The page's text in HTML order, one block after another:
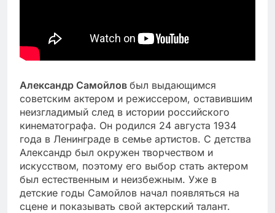
Александр Самойлов был выдающимся
советским актером и режиссером, оставившим
неизгладимый след в истории российского
кинематографа. Он родился 24 августа 1934
года в Ленинграде в семье артистов. С детства
Александр был окружен творчеством и
искусством, поэтому его выбор стать актером
был естественным и неизбежным. Уже в
детские годы Самойлов начал появляться на
сцене и показывать свой актерский талант.